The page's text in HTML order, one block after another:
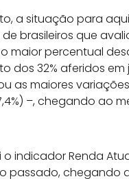
a situação para
brasileiros que
maior percentual
dos 32% aferidos
as maiores
–, chegando ao
indicador Renda
passado, chegando